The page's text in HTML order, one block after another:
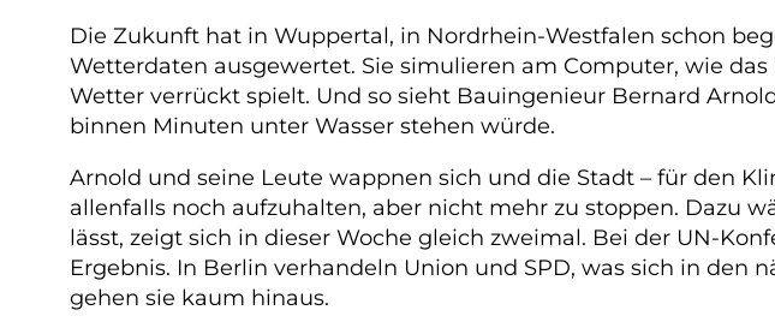
Die Zukunft hat in Wuppertal, in Nordrhein-Westfalen schon
Wetterdaten ausgewertet. Sie simulieren am Computer, wie
Wetter verrückt spielt. Und so sieht Bauingenieur Bernard
binnen Minuten unter Wasser stehen würde.
Arnold und seine Leute wappnen sich und die Stadt – für den
allenfalls noch aufzuhalten, aber nicht mehr zu stoppen. Dazu
lässt, zeigt sich in dieser Woche gleich zweimal. Bei der UN-
Ergebnis. In Berlin verhandeln Union und SPD, was sich in den
gehen sie kaum hinaus.